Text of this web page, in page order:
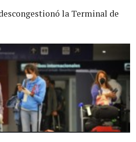
la Terminal de